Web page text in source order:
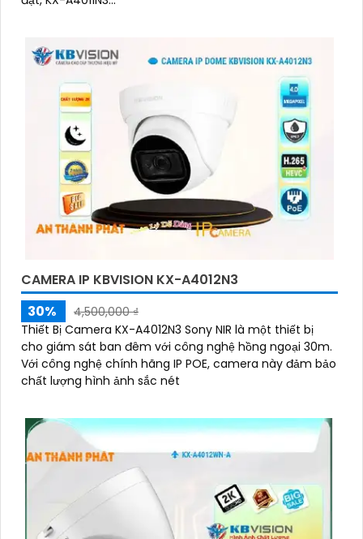
CAMERA IP KBVISION KX-A4012N3
30%
4,500,000 ₫
Thiết Bị Camera KX-A4012N3 Sony NIR là một thiết bị
cho giám sát ban đêm với công nghệ hồng ngoại 30m.
Với công nghệ chính hãng IP POE, camera này đảm bảo
chất lượng hình ảnh sắc nét